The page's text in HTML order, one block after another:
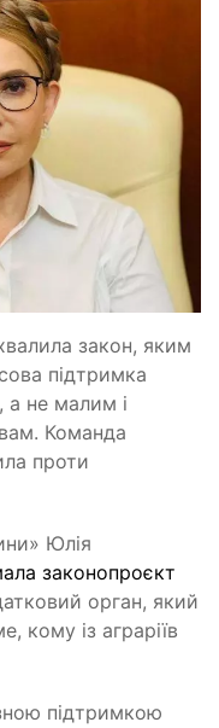
закон, яким
підтримка
а не малим і
Команда
проти
Юлія
законопроєкт
орган, який
кому із аграріїв
підтримкою